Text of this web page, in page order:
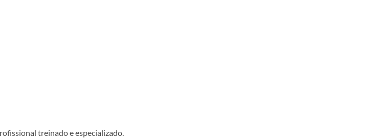
treinado e especializado.